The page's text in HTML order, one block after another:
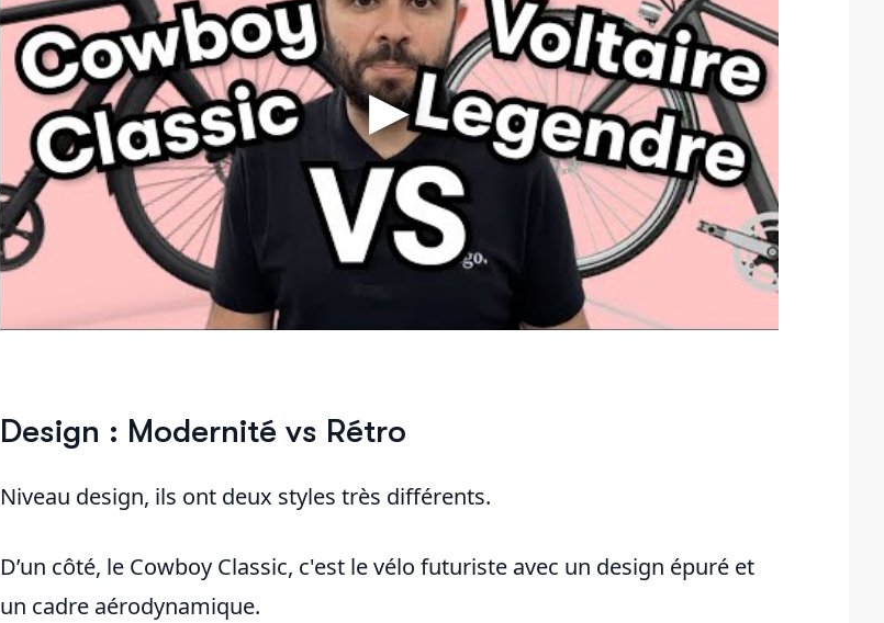
Design : Modernité vs Rétro
Niveau design, ils ont deux styles très différents.
D’un côté, le Cowboy Classic, c'est le vélo futuriste avec un design épuré et
un cadre aérodynamique.